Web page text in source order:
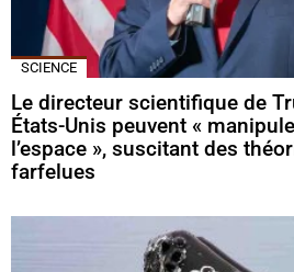
SCIENCE
Le directeur scientifique de
États-Unis peuvent «
l’espace », suscitant des
farfelues